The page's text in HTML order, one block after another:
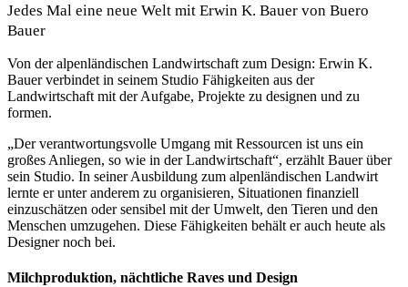
Jedes Mal eine neue Welt mit Erwin K. Bauer von Buero
Bauer
Von der alpenländischen Landwirtschaft zum Design: Erwin K.
Bauer verbindet in seinem Studio Fähigkeiten aus der
Landwirtschaft mit der Aufgabe, Projekte zu designen und zu
formen.
„Der verantwortungsvolle Umgang mit Ressourcen ist uns ein
großes Anliegen, so wie in der Landwirtschaft“, erzählt Bauer über
sein Studio. In seiner Ausbildung zum alpenländischen Landwirt
lernte er unter anderem zu organisieren, Situationen finanziell
einzuschätzen oder sensibel mit der Umwelt, den Tieren und den
Menschen umzugehen. Diese Fähigkeiten behält er auch heute als
Designer noch bei.
Milchproduktion, nächtliche Raves und Design